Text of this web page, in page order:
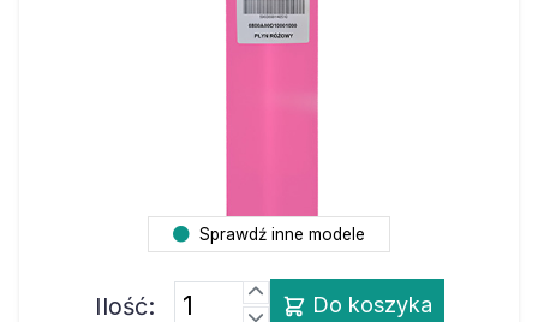
Sprawdź inne modele
Ilość: Do koszyka